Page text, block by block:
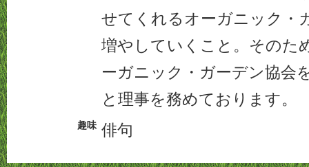
せてくれるオーガニック・
増やしていくこと。そのた
ーガニック・ガーデン協会
と理事を務めております。
趣味 俳句